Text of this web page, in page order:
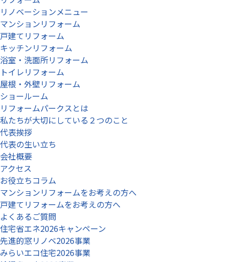
リノベーションメニュー
マンションリフォーム
戸建てリフォーム
キッチンリフォーム
浴室・洗面所リフォーム
トイレリフォーム
屋根・外壁リフォーム
ショールーム
リフォームパークスとは
私たちが大切にしている２つのこと
代表挨拶
代表の生い立ち
会社概要
アクセス
お役立ちコラム
マンションリフォームをお考えの方へ
戸建てリフォームをお考えの方へ
よくあるご質問
住宅省エネ2026キャンペーン
先進的窓リノベ2026事業
みらいエコ住宅2026事業